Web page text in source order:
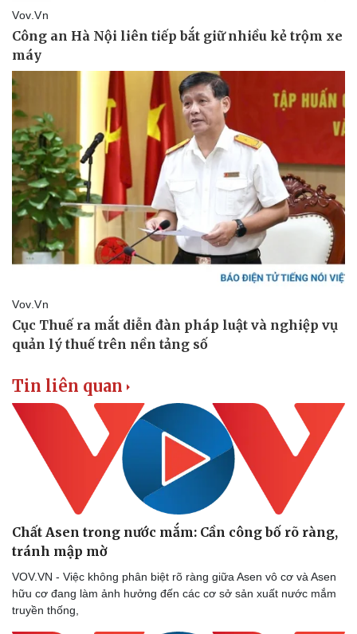
Sức khỏe
Dinh dưỡng - món ngon
Đời sống
Tin liên quan
Chất Asen trong nước mắm: Cần công bố rõ ràng,
tránh mập mờ
VOV.VN - Việc không phân biệt rõ ràng giữa Asen vô cơ và Asen
hữu cơ đang làm ảnh hưởng đến các cơ sở sản xuất nước mắm
truyền thống,